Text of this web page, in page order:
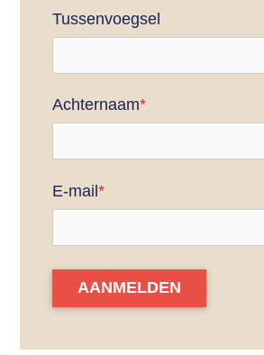
Tussenvoegsel
Achternaam*
E-mail*
AANMELDEN